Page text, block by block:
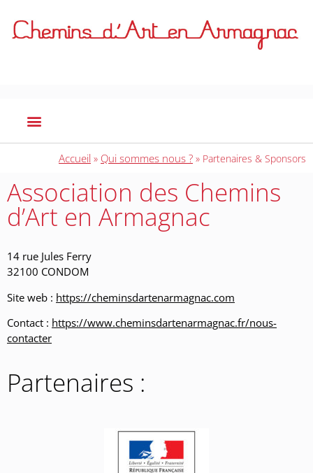
Accueil » Qui sommes nous ? » Partenaires & Sponsors
Association des Chemins
d’Art en Armagnac
14 rue Jules Ferry
32100 CONDOM
Site web : https://cheminsdartenarmagnac.com
Contact : https://www.cheminsdartenarmagnac.fr/nous-
contacter
Partenaires :